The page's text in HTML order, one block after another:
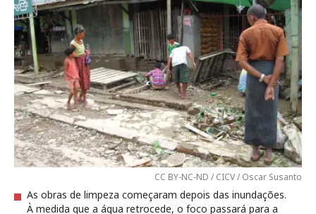
CC BY-NC-ND / CICV / Oscar Susanto
As obras de limpeza começaram depois das inundações.
À medida que a água retrocede, o foco passará para a